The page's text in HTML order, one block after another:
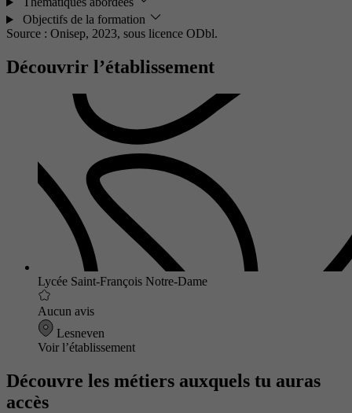
Objectifs de la formation
Source : Onisep, 2023, sous licence ODbl.
Découvrir l’établissement
Lycée Saint-François Notre-Dame
Aucun avis
Lesneven
Voir l’établissement
Découvre les métiers auxquels tu auras
accès